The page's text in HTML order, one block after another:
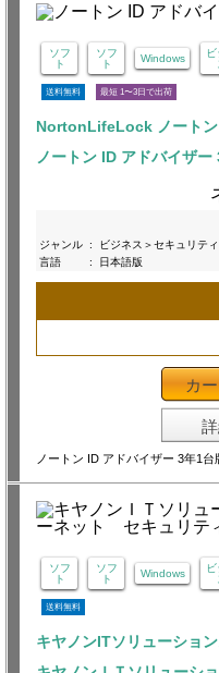
ソフ
ト
ソフ
ト
Windows
送料無料 最短 1〜3日で出荷
NortonLifeLock ノートン
ノートン ID アドバイザー
ジャンル :
ビジネス＞セキュリテ
言語
: 日本語版
カ
ノートン ID アドバイザー 3年1台
ソフ
ト
ソフ
ト
Windows
送料無料
キヤノンITソリューショ